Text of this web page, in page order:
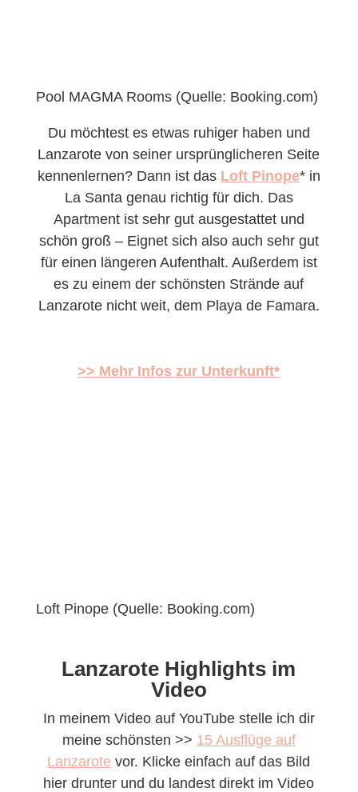
Pool MAGMA Rooms (Quelle: Booking.com)
Du möchtest es etwas ruhiger haben und
Lanzarote von seiner ursprünglicheren Seite
kennenlernen? Dann ist das Loft Pinope* in
La Santa genau richtig für dich. Das
Apartment ist sehr gut ausgestattet und
schön groß – Eignet sich also auch sehr gut
für einen längeren Aufenthalt. Außerdem ist
es zu einem der schönsten Strände auf
Lanzarote nicht weit, dem Playa de Famara.
>> Mehr Infos zur Unterkunft*
Loft Pinope (Quelle: Booking.com)
Lanzarote Highlights im
Video
In meinem Video auf YouTube stelle ich dir
meine schönsten >> 15 Ausflüge auf
Lanzarote vor. Klicke einfach auf das Bild
hier drunter und du landest direkt im Video